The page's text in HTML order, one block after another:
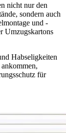
nicht nur den
sondern auch
und -
Umzugskartons
Habseligkeiten
für